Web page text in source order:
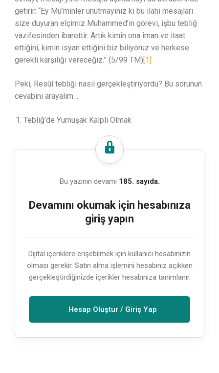
getirir: “Ey Mü’minler unutmayınız ki bu ilahi mesajları
size duyuran elçimiz Muhammed’in görevi, işbu tebliğ
vazifesinden ibarettir. Artık kimin ona iman ve itaat
ettiğini, kimin isyan ettiğini biz biliyoruz ve herkese
gerekli karşılığı vereceğiz.” (5/99 TM)[1]
Peki, Resûl tebliği nasıl gerçekleştiriyordu? Bu sorunun
cevabını arayalım…
Tebliğ’de Yumuşak Kalpli Olmak
Bu yazının devamı 185. sayıda.
Devamını okumak için hesabınıza
giriş yapın
Dijital içeriklere erişebilmek için kullanıcı hesabınızın
olması gerekir. Satın alma işlemini hesabınız açıkken
gerçekleştirdiğinizde içerikler hesabınıza tanımlanır.
Hesap Oluştur / Giriş Yap